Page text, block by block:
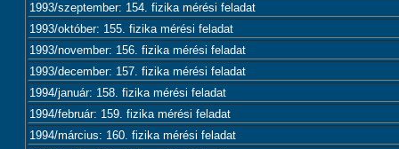
1993/szeptember: 154. fizika mérési feladat
1993/október: 155. fizika mérési feladat
1993/november: 156. fizika mérési feladat
1993/december: 157. fizika mérési feladat
1994/január: 158. fizika mérési feladat
1994/február: 159. fizika mérési feladat
1994/március: 160. fizika mérési feladat